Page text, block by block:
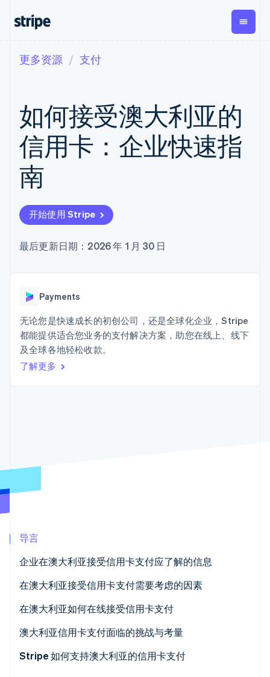
支付
在线支付
Managed
Payments
备案商家解决
方案
Payment links
无代码支付
预构建支付界
面
Elements
灵活的 UI 组件
Payment
接入 125+ 种支
Terminal
Authorization
Boost
支付成功率优
化
Link
加速结账
经常性收入
Metronome
按用量计费
Subscriptions
订阅管理
Tax
销售税和增值
Revenue
Recognition
Stripe Sigma
Global
Payouts
向第三
方打款
Crypto
Radar
Atlas
碳移除
Stripe Sessions 2026
了解 Stripe 如何为 AI 构建经济基础设施。
立即观看
按企业阶段
按应用场景
嵌入式金融
财务自动化
全球化企业
交易市场
按行业
AI 企业
酒店、旅游与休闲
文档
库与 SDK
Stripe Apps
实施预置结账流程
构建平台或交易市场
管理订阅
发行稳定币支持的支付卡
资源
应用集成
代码示例
学习
指南
支持
专业服务
公司
Stripe Press
联系销售
更多资源 支付
如何接受澳大利亚的
信用卡：企业快速指
南
开始使用 Stripe
最后更新日期：2026 年 1 月 30 日
Payments
无论您是快速成长的初创公司，还是全球化企业，Stripe
都能提供适合您业务的支付解决方案，助您在线上、线下
及全球各地轻松收款。
了解更多
导言
企业在澳大利亚接受信用卡支付应了解的信息
在澳大利亚接受信用卡支付需要考虑的因素
1.评估交易渠道。
2.确定所需的服务。
3.研究支付服务商。
在澳大利亚如何在线接受信用卡支付
设置支付网关
合规性和安全性
澳大利亚信用卡支付面临的挑战与考量
监管环境
Stripe 如何支持澳大利亚的信用卡支付